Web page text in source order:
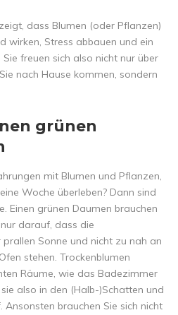
dass Blumen (oder Pflanzen)
wirken, Stress abbauen und ein
freuen sich also nicht nur über
nach Hause kommen, sondern
grünen
mit Blumen und Pflanzen,
Woche überleben? Dann sind
Einen grünen Daumen brauchen
darauf, dass die
Sonne und nicht zu nah an
stehen. Trockenblumen
Räume, wie das Badezimmer
also in den (Halb-)Schatten und
brauchen Sie sich nicht